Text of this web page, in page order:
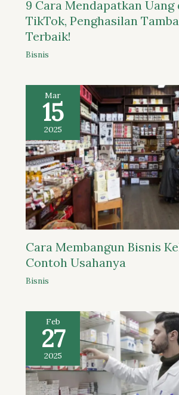
9 Cara Mendapatkan Uang
TikTok, Penghasilan
Terbaik!
Bisnis
Mar
15
2025
Cara Membangun Bisnis
Contoh Usahanya
Bisnis
Feb
27
2025